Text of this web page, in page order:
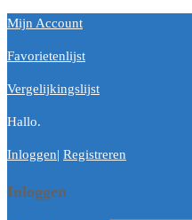
Mijn Account
Favorietenlijst
Vergelijkingslijst
Hallo.
Inloggen| Registreren
Inloggen